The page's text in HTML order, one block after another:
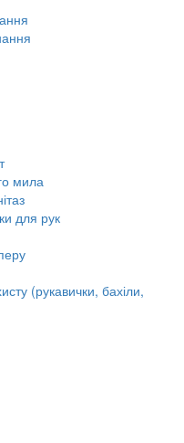
мила
для рук
(рукавички, бахіли,